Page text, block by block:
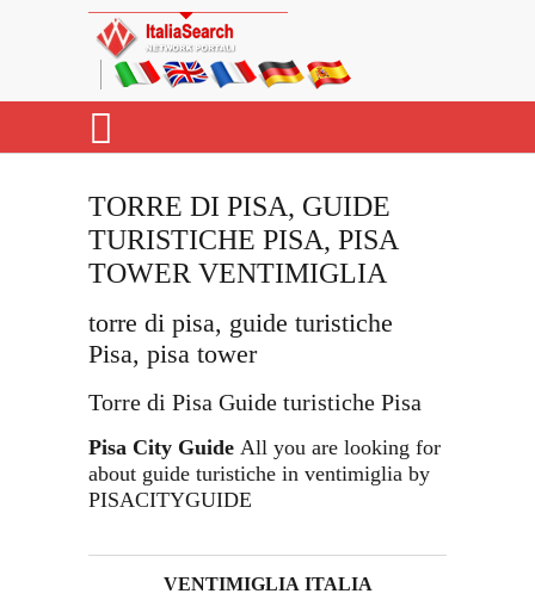
TORRE DI PISA, GUIDE
TURISTICHE PISA, PISA
TOWER VENTIMIGLIA
torre di pisa, guide turistiche
Pisa, pisa tower
Torre di Pisa Guide turistiche Pisa
Pisa City Guide All you are looking for
about guide turistiche in ventimiglia by
PISACITYGUIDE
VENTIMIGLIA ITALIA